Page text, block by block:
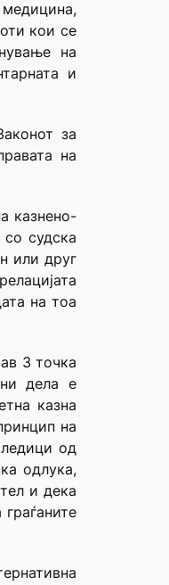
кои се
на
и
за
на
казнено-
судска
или друг
на тоа
3 точка
дела е
казна
на
од
одлука,
и дека